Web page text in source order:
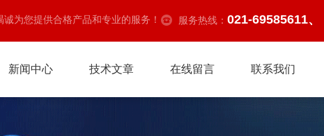
为您提供合格产品和专业的服务！ 服务热线： 021-69585611、
新闻中心 技术文章 在线留言 联系我们